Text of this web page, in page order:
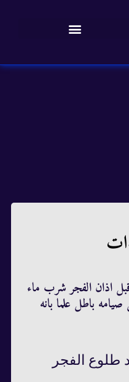
اذان الفجر شرب ماء
باطل علما بانه
طلوع الفجر